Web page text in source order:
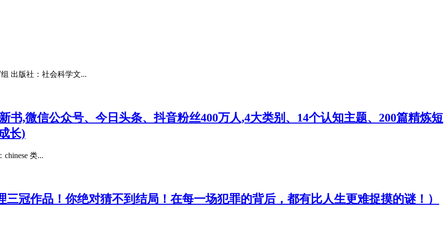
出版社：社会科学文...
书,微信公众号、今日头条、抖音粉丝400万人,4大类别、14个认知主题、200篇精炼短
长)
类...
冠作品！你绝对猜不到结局！在每一场犯罪的背后，都有比人生更难捉摸的谜！）